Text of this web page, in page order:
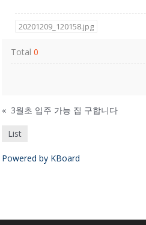
20201209_120158.jpg
Total 0
« 3월초 입주 가능 집 구합니다
List
Powered by KBoard